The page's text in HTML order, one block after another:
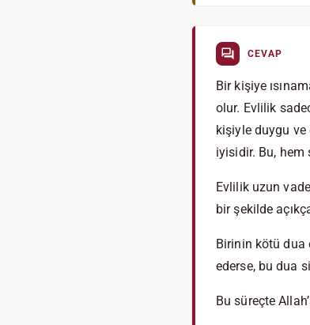
CEVAP
Bir kişiye
olur. Evlilik
kişiyle duygu ve
iyisidir. Bu, hem
Evlilik uzun
bir şekilde
Birinin kötü dua
ederse, bu dua
Bu süreçte